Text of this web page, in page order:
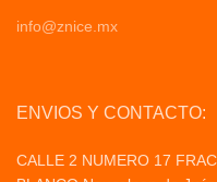
info@znice.mx
ENVIOS Y CONTACTO:
CALLE 2 NUMERO 17